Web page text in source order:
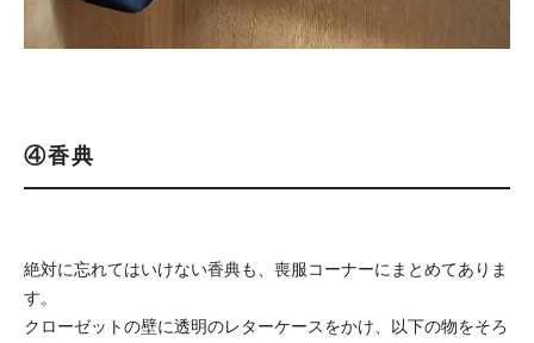
④香典
絶対に忘れてはいけない香典も、喪服コーナーにまとめてありま
す。
クローゼットの壁に透明のレターケースをかけ、以下の物をそろ